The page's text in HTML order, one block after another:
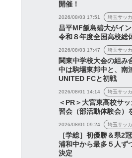
開催！
2026/08/03 17:51 埼玉サッ
昌平MF飯島碧大がイ
令和８年度全国高校総
2026/08/03 17:47 埼玉サッ
関東中学校大会の組み
中は駒場東邦中と、南
UNITED FCと初戦
2026/08/01 14:14 埼玉サッ
＜PR＞大宮東高校サ
習会（部活動体験会）
2026/08/01 09:24 埼玉サッ
［学総］初優勝＆県2
浦和中から最多５人ず
決定